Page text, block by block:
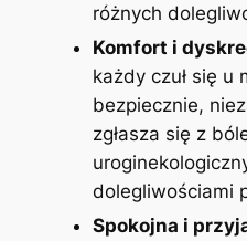
różnych
Komfort i
każdy czuł się u
bezpiecznie,
zgłasza się z
dolegliwościami
Spokojna i